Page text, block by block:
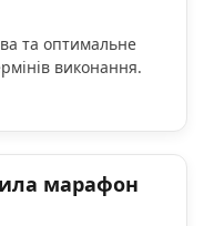
та оптимальне
виконання.
марафон